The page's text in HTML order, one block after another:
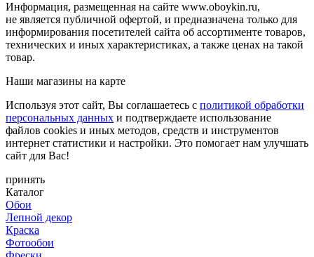
Информация, размещенная на сайте www.oboykin.ru,
не является публичной офертой, и предназначена только для
информирования посетителей сайта об ассортименте товаров,
технических и иных характеристиках, а также ценах на такой
товар.
Наши магазины на карте
Используя этот сайт, Вы соглашаетесь с политикой обработки
персональных данных и подтверждаете использование
файлов cookies и иных методов, средств и инструментов
интернет статистики и настройки. Это помогает нам улучшать
сайт для Вас!
принять
Каталог
Обои
Лепной декор
Краска
Фотообои